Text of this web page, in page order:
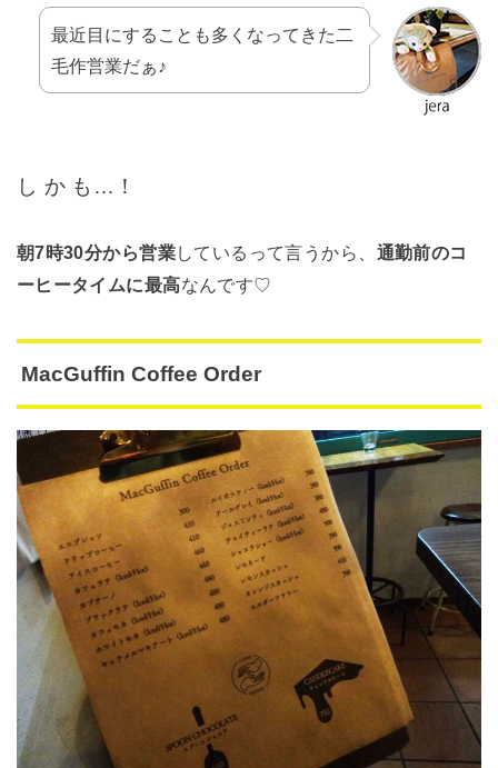
最近目にすることも多くなってきた二
毛作営業だぁ♪
し か も…！
朝7時30分から営業しているって言うから、 通勤前のコ
ーヒータイムに最高なんです♡
MacGuffin Coffee Order